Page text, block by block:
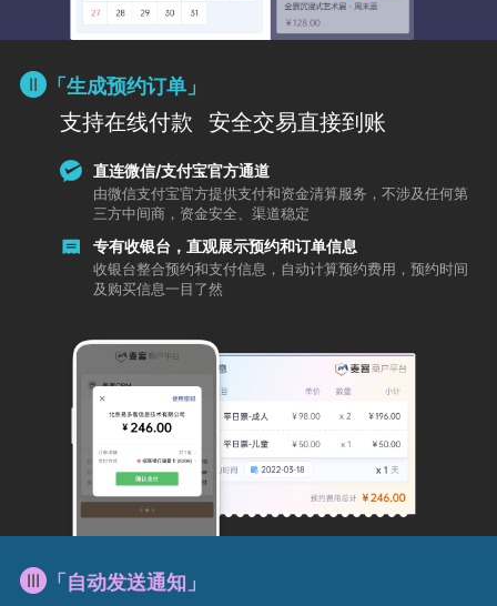
「生成预约订单」
支持在线付款 安全交易直接到账
直连微信/支付宝官方通道
由微信支付宝官方提供支付和资金清算服务，不涉及任何第
三方中间商，资金安全、渠道稳定
专有收银台，直观展示预约和订单信息
收银台整合预约和支付信息，自动计算预约费用，预约时间
及购买信息一目了然
「自动发送通知」